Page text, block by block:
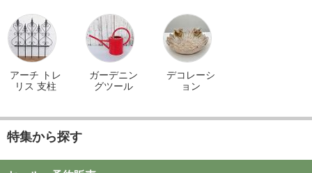
アーチ トレ
リス 支柱
ガーデニン
グツール
デコレーシ
ョン
特集から探す